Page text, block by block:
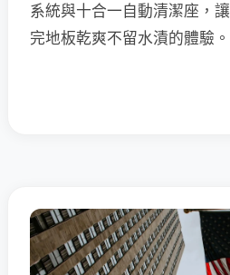
系統與十合一自動清潔座，
完地板乾爽不留水漬的體驗。